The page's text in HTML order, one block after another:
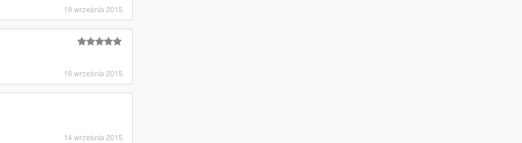
19 września 2015
19 września 2015
14 września 2015